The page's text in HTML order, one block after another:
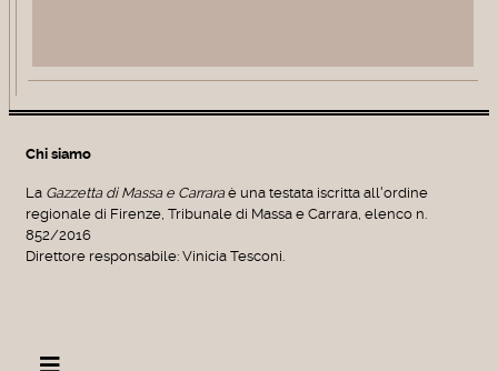
Chi siamo
La Gazzetta di Massa e Carraraè una testata iscritta all'ordine
regionale di Firenze, Tribunale di Massa e Carrara, elenco n.
852/2016
Direttore responsabile: Vinicia Tesconi.